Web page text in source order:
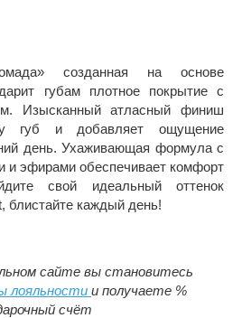
созданная на основе
губам плотное покрытие с
Изысканный атласный финиш
губ и добавляет ощущение
день. Ухаживающая формула с
и эфирами обеспечивает комфорт
свой идеальный оттенок
блистайте каждый день!
сайте вы становитесь
лояльности и получаете %
счёт